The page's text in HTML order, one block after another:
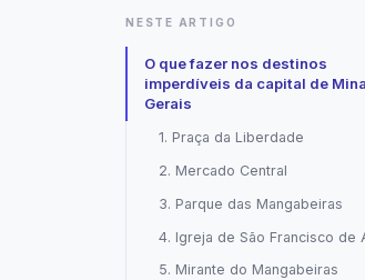
NESTE ARTIGO
O que fazer nos destinos
imperdíveis da capital de
Gerais
1. Praça da Liberdade
2. Mercado Central
3. Parque das Mangabeiras
4. Igreja de São Francisco de
5. Mirante do Mangabeiras